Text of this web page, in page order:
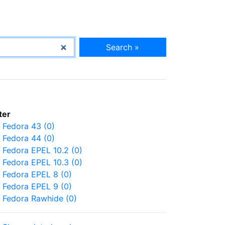
Search »
Fedora 43 (0)
Fedora 44 (0)
Fedora EPEL 10.2 (0)
Fedora EPEL 10.3 (0)
Fedora EPEL 8 (0)
Fedora EPEL 9 (0)
Fedora Rawhide (0)